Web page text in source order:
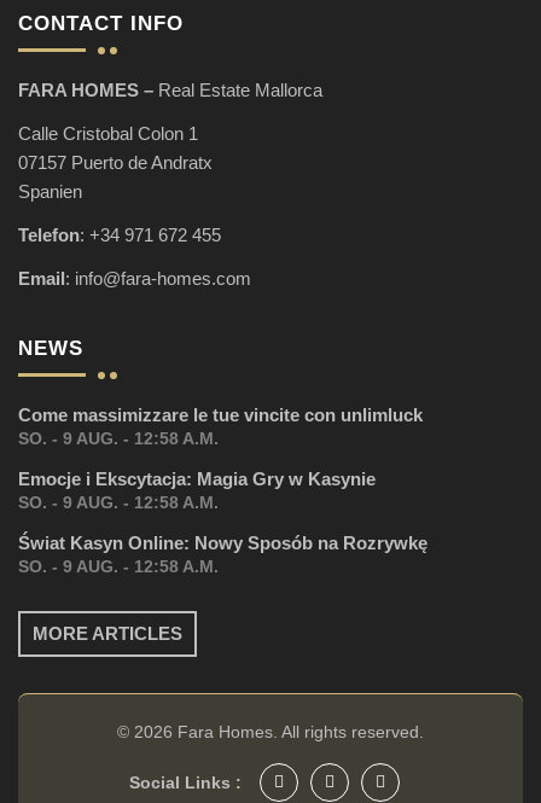
CONTACT INFO
FARA HOMES – Real Estate Mallorca
Calle Cristobal Colon 1
07157 Puerto de Andratx
Spanien
Telefon: +34 971 672 455
Email: info@fara-homes.com
NEWS
Come massimizzare le tue vincite con unlimluck
SO. - 9 AUG. - 12:58 A.M.
Emocje i Ekscytacja: Magia Gry w Kasynie
SO. - 9 AUG. - 12:58 A.M.
Świat Kasyn Online: Nowy Sposób na Rozrywkę
SO. - 9 AUG. - 12:58 A.M.
MORE ARTICLES
© 2026 Fara Homes . All rights reserved.
Social Links :